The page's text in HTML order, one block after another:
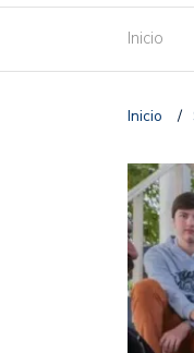
Inicio
Inicio /